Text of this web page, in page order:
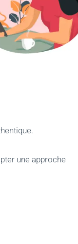
une approche